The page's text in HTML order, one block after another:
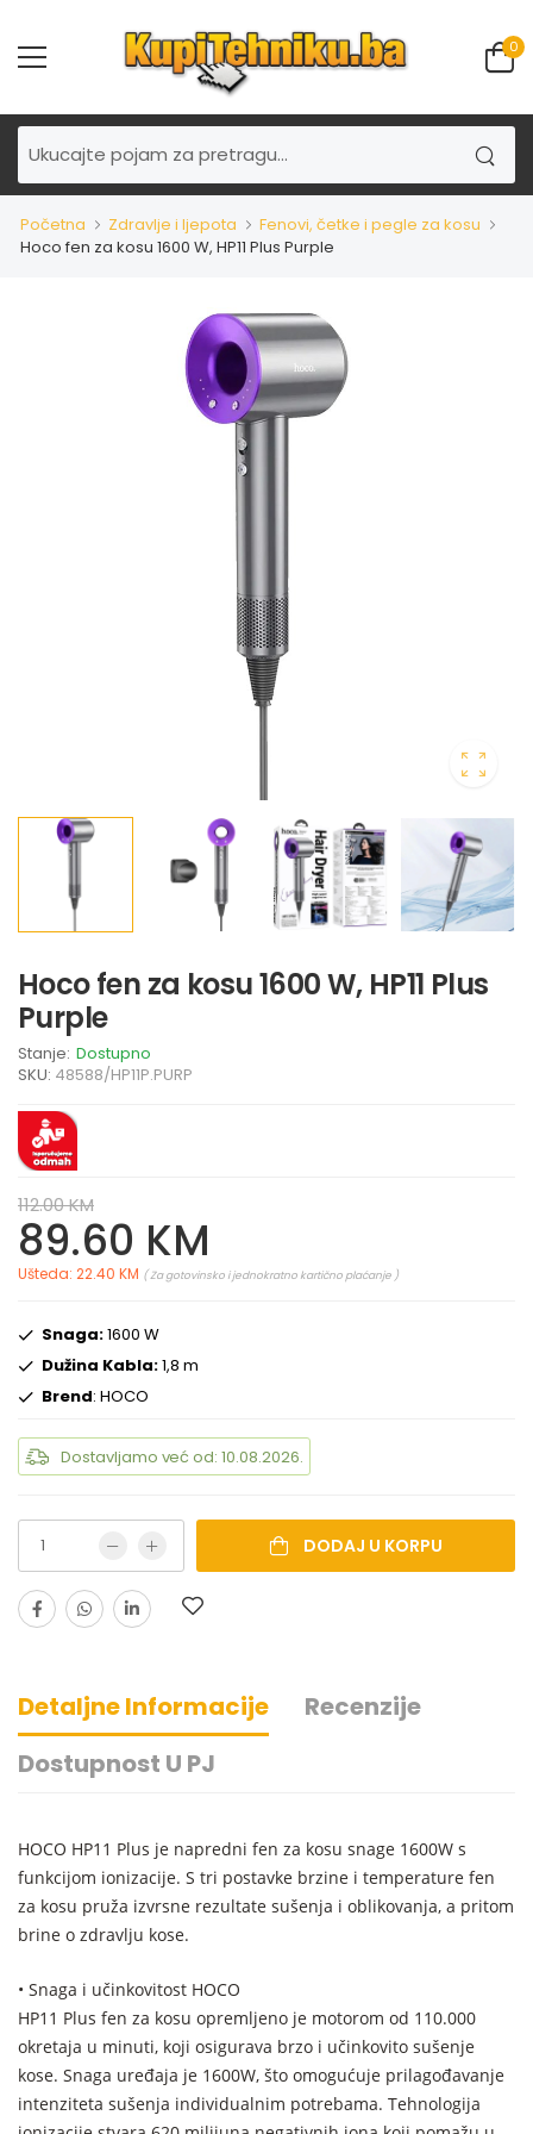
0
Početna Zdravlje i ljepota
Fenovi, četke i pegle za kosu
Hoco fen za kosu 1600 W, HP11 Plus Purple
Hoco fen za kosu 1600 W, HP11 Plus
Purple
Stanje: Dostupno
SKU: 48588/HP11P.PURP
112.00 KM
89.60 KM
Ušteda: 22.40 KM ( Za gotovinsko i jednokratno kartično plaćanje )
Snaga:1600 W
Dužina Kabla:1,8 m
Brend: HOCO
Dostavljamo već od: 10.08.2026.
DODAJ U KORPU
Detaljne Informacije
Recenzije
Dostupnost U PJ
HOCO HP11 Plus je napredni fen za kosu snage 1600W s
funkcijom ionizacije. S tri postavke brzine i temperature fen
za kosu pruža izvrsne rezultate sušenja i oblikovanja, a pritom
brine o zdravlju kose.
• Snaga i učinkovitost HOCO
HP11 Plus fen za kosu opremljeno je motorom od 110.000
okretaja u minuti, koji osigurava brzo i učinkovito sušenje
kose. Snaga uređaja je 1600W, što omogućuje prilagođavanje
intenziteta sušenja individualnim potrebama. Tehnologija